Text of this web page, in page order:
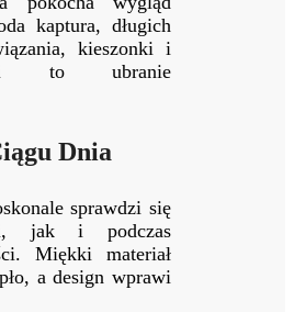
kaptura, długich
kieszonki i
to ubranie
Dnia
sprawdzi się
jak i podczas
Miękki materiał
a design wprawi